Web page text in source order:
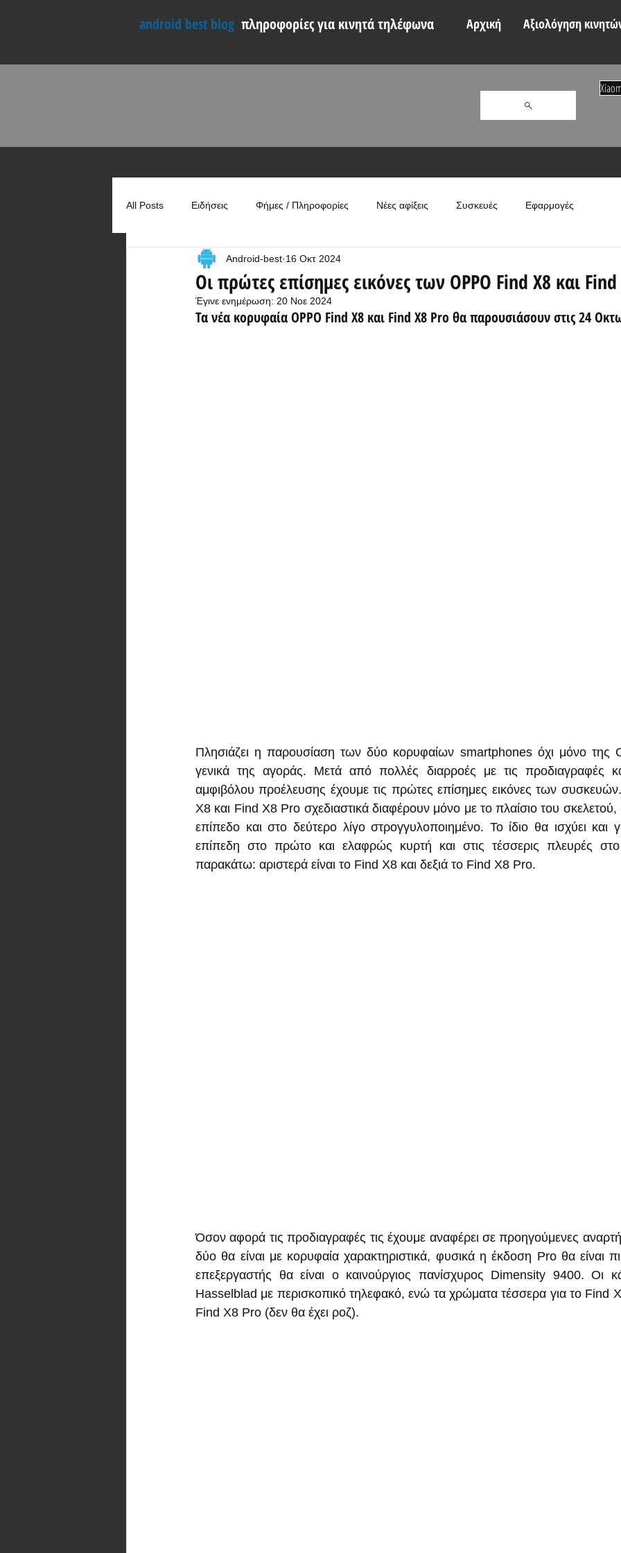
android best blog πληροφορίες για κινητά τηλέφωνα Αρχική Αξιολόγηση
All Posts Ειδήσεις Φήμες / Πληροφορίες Νέες αφίξεις Συσκευές Εφαρμογές
Συγκρίσεις Χρήσιμα
Οι πρώτες επίσημες εικόνες των OPPO Find X8 και
Android-best 16 Οκτ 2024
Έγινε ενημέρωση: 20 Νοε 2024
Τα νέα κορυφαία OPPO Find X8 και Find X8 Pro θα παρουσιάσουν στις 24
Πλησιάζει η παρουσίαση των δύο κορυφαίων smartphones όχι μόνο της
γενικά της αγοράς. Μετά από πολλές διαρροές με τις προδιαγραφές
αμφιβόλου προέλευσης έχουμε τις πρώτες επίσημες εικόνες των
X8 και Find X8 Pro σχεδιαστικά διαφέρουν μόνο με το πλαίσιο του σκελετού,
επίπεδο και στο δεύτερο λίγο στρογγυλοποιημένο. Το ίδιο θα ισχύει και
επίπεδη στο πρώτο και ελαφρώς κυρτή και στις τέσσερις πλευρές στο
παρακάτω: αριστερά είναι το Find X8 και δεξιά το Find X8 Pro.
Όσον αφορά τις προδιαγραφές τις έχουμε αναφέρει σε προηγούμενες
δύο θα είναι με κορυφαία χαρακτηριστικά, φυσικά η έκδοση Pro θα είναι
επεξεργαστής θα είναι ο καινούργιος πανίσχυρος Dimensity 9400. Οι
Hasselblad με περισκοπικό τηλεφακό, ενώ τα χρώματα τέσσερα για το Find
Find X8 Pro (δεν θα έχει ροζ).